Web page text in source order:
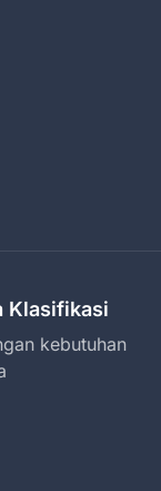
Klasifikasi
kebutuhan